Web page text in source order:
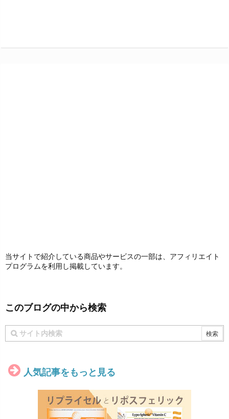
当サイトで紹介している商品やサービスの一部は、アフィリエイト
プログラムを利用し掲載しています。
このブログの中から検索
人気記事をもっと見る